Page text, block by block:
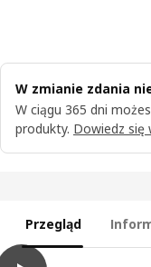
W zmianie zdania
W ciągu 365 dni
produkty. Dowiedz się
Przegląd